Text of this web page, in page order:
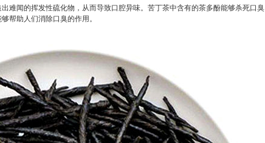
难闻的挥发性硫化物，从而导致口腔异味。苦丁茶中含有的茶多酚能够杀死口臭
帮助人们消除口臭的作用。